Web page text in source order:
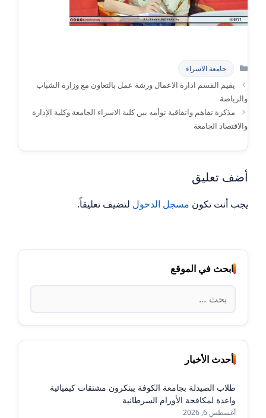
التصنيفات
جامعة الاسراء
يقيم القسم ادارة الاعمال ورشة عمل بالتعاون مع وزارة الشباب
والرياضة
مذكرة تفاهم واتفاقية توأمه بين كلية الاسراء الجامعة وكلية الإدارة
والاقتصاد الجامعة
أضف تعليق
يجب أنت تكون مسجل الدخول لتضيف تعليقاً.
ابحث في الموقع
البحث
عن:
أحدث الأخبار
طلاب الصيدلة بجامعة الكوفة يبتكرون مشتقات كيميائية
واعدة لمكافحة الأورام السرطانية
أغسطس 6, 2026